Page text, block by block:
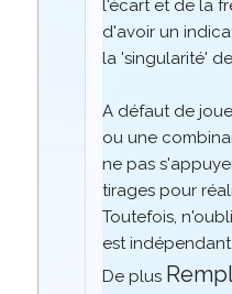
l'écart et de la
d'avoir un
la 'singularité'
A défaut de
ou une
ne pas
tirages pour
Toutefois,
est
De plus